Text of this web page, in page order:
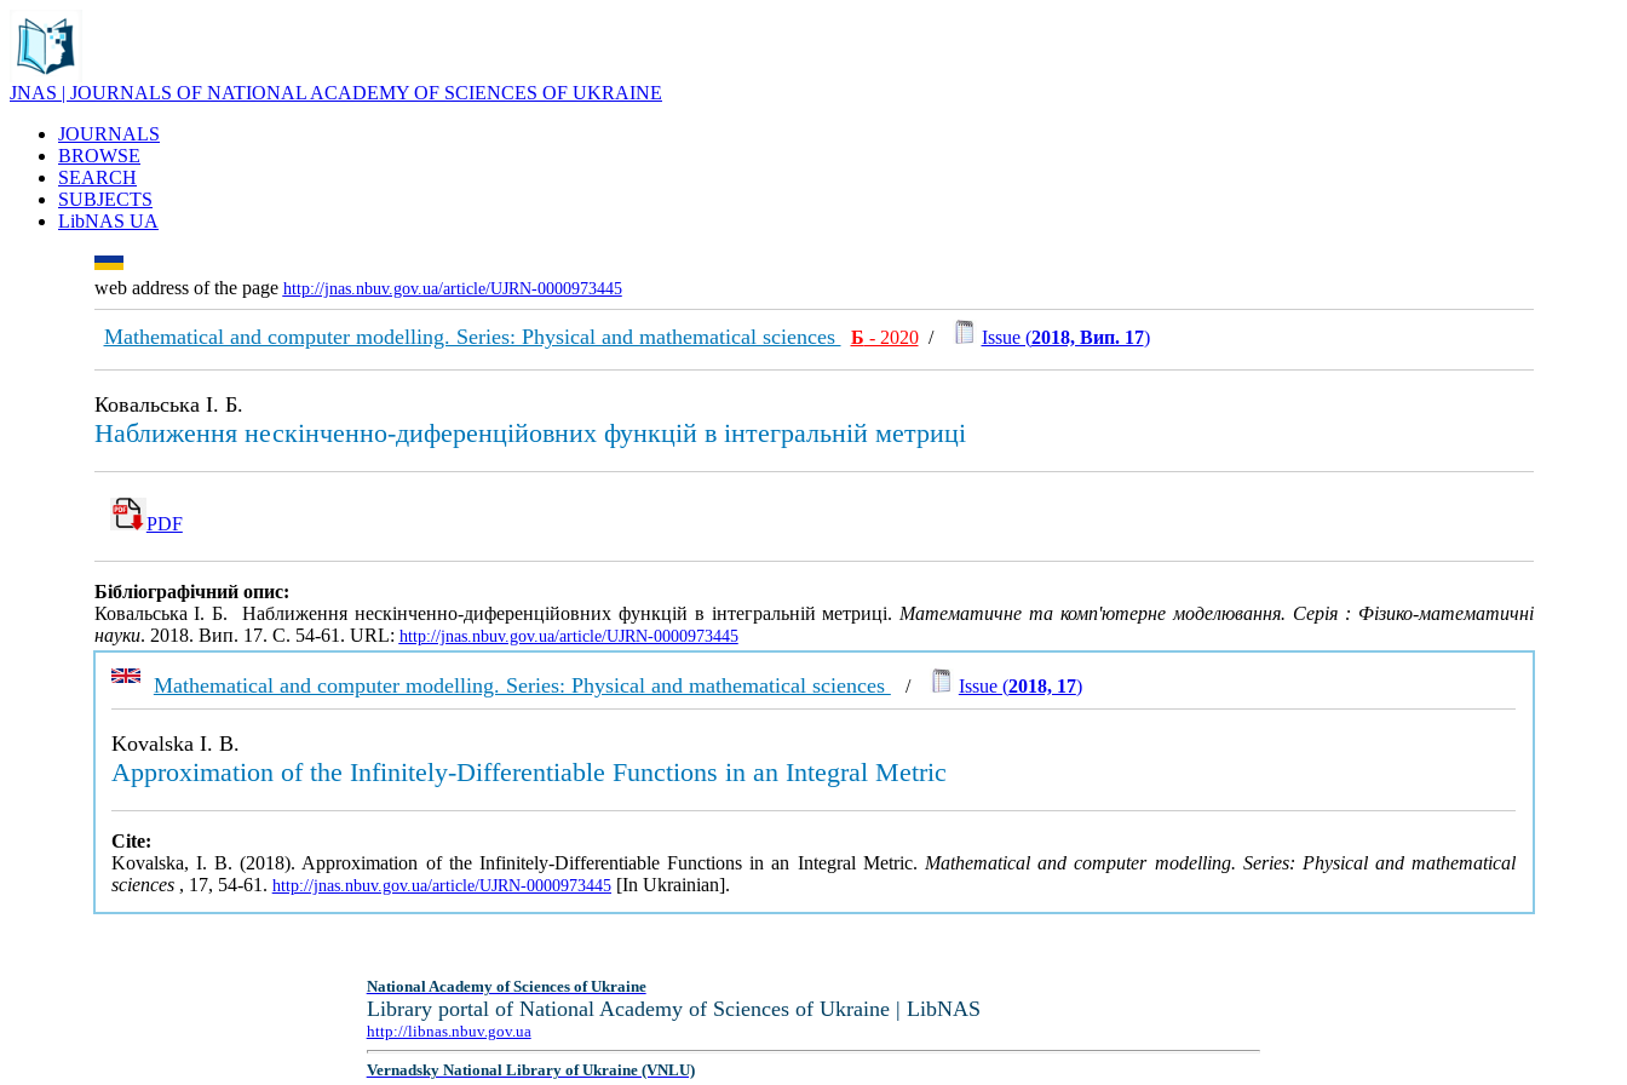
JNAS | JOURNALS OF NATIONAL ACADEMY OF SCIENCES OF UKRAINE
JOURNALS
BROWSE
SEARCH
SUBJECTS
LibNAS UA
web address of the page http://jnas.nbuv.gov.ua/article/UJRN-0000973445
Mathematical and computer modelling. Series: Physical and mathematical sciences Б - 2020/ Issue (2018, Вип. 17)
Ковальська І. Б.
Наближення нескінченно-диференційовних функцій в інтегральній метриці
PDF
Бібліографічний опис:
Ковальська І. Б. Наближення нескінченно-диференційовних функцій в інтегральній метриці.Математичне та комп'ютерне моделювання. Серія : Фізико-математичні
науки. 2018. Вип. 17. С. 54-61. URL: http://jnas.nbuv.gov.ua/article/UJRN-0000973445
Mathematical and computer modelling. Series: Physical and mathematical sciences / Issue (2018, 17)
Kovalska I. B.
Approximation of the Infinitely-Differentiable Functions in an Integral Metric
Cite:
Kovalska, I. B. (2018). Approximation of the Infinitely-Differentiable Functions in an Integral Metric. Mathematical and computer modelling. Series: Physical and mathematical
sciences , 17, 54-61. http://jnas.nbuv.gov.ua/article/UJRN-0000973445[In Ukrainian].
National Academy of Sciences of Ukraine
Library portal of National Academy of Sciences of Ukraine | LibNAS
http://libnas.nbuv.gov.ua
Vernadsky National Library of Ukraine (VNLU)